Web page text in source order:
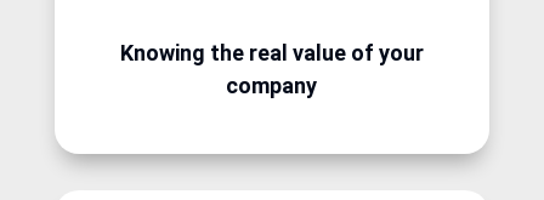
Knowing the real value of your
company